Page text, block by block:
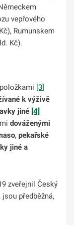
vepřového
Rumunskem
Kč).
[3]
k výživě
jiné [4]
dováženými
, pekařské
jiné a
zveřejnil Český
předběžná,